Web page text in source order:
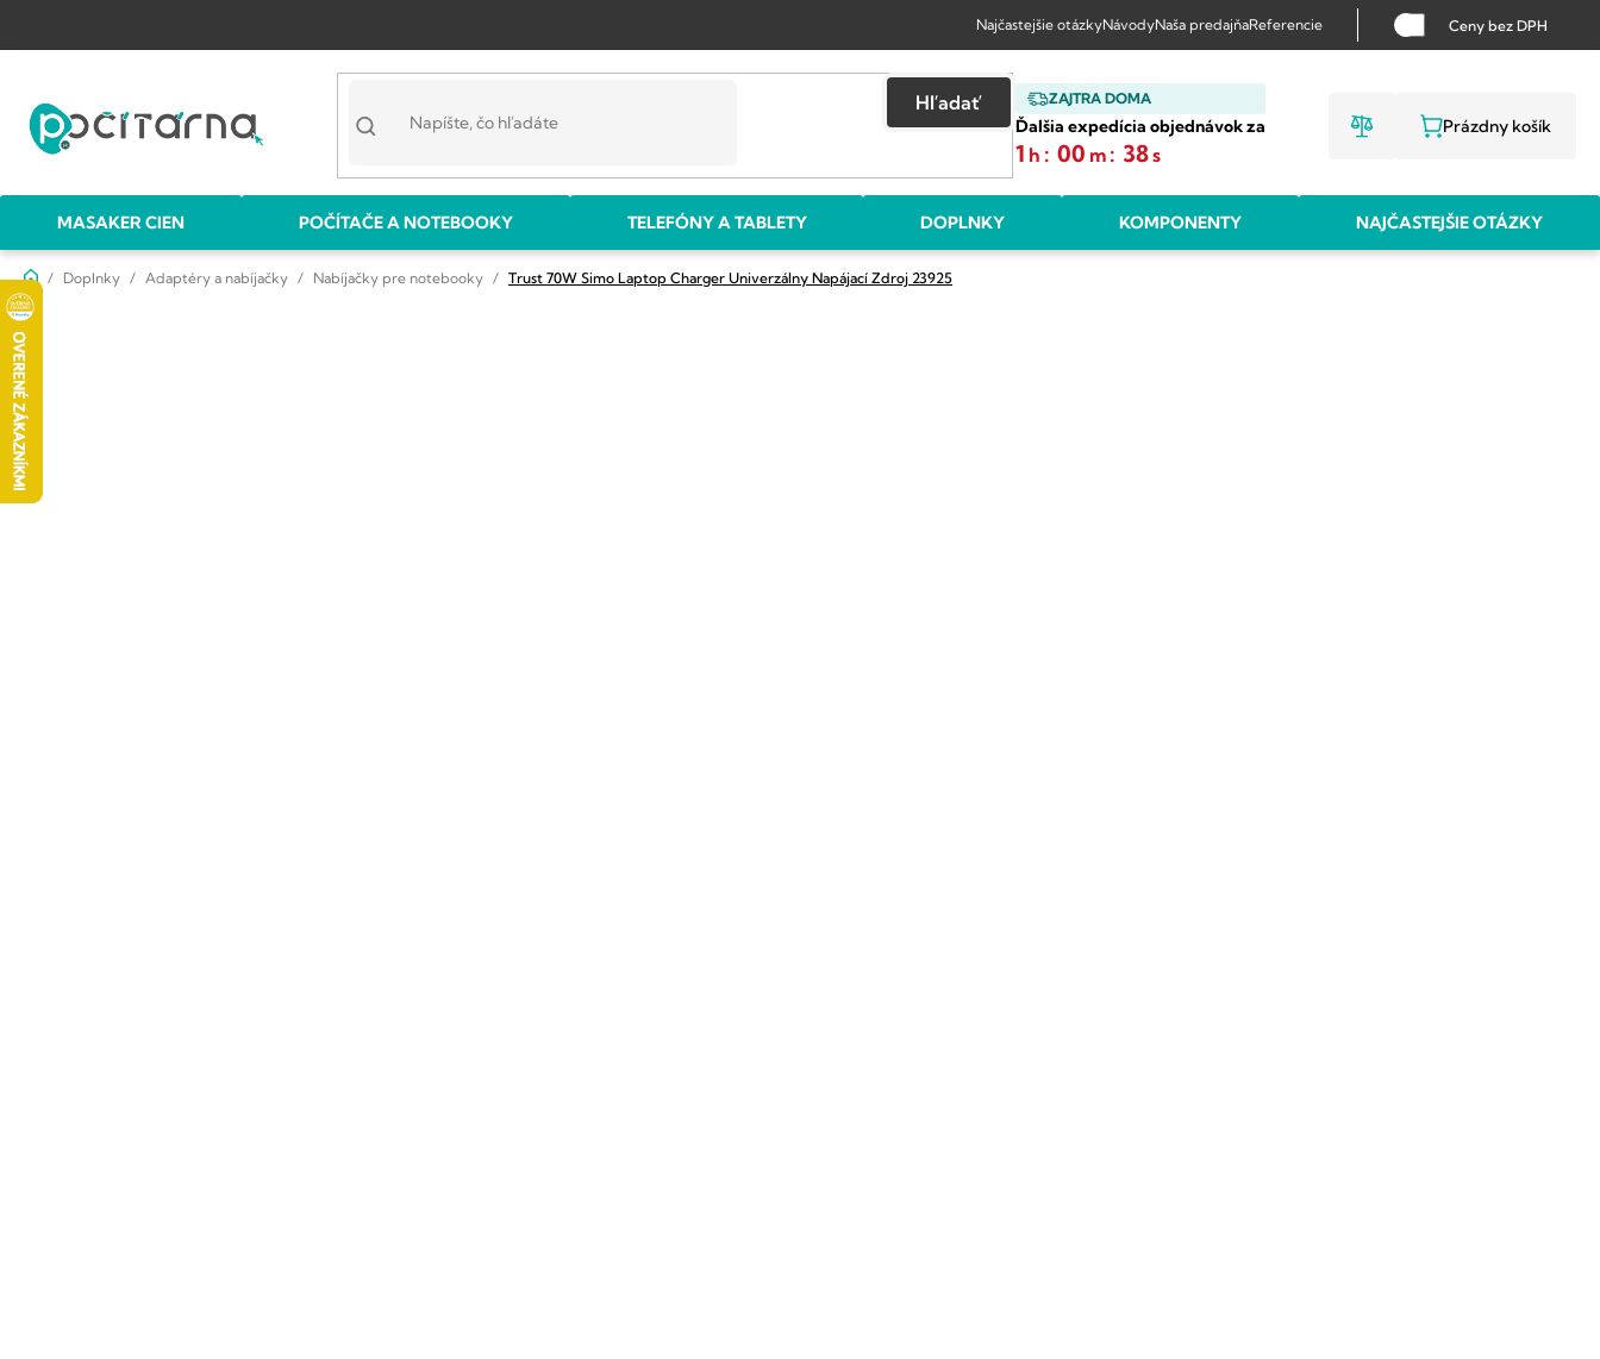
obsah
Najčastejšie otázkyNávodyNaša predajňaReferencie Ceny bez DPH
ZAJTRA DOMA
Ďalšia expedícia objednávok za
1 h : 00 m : 38s
Hľadať
NÁKUPNÝ
Prázdny košík
MASAKER CIEN POČÍTAČE A NOTEBOOKY TELEFÓNY A TABLETY DOPLNKY KOMPONENTY NAJČASTEJŠIE OTÁZKY
DomovDoplnky Adaptéry a nabíjačky Nabíjačky pre notebooky Trust 70W Simo Laptop Charger Univerzálny Napájací Zdroj 23925